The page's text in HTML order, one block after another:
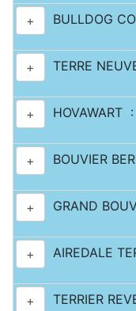
+ BULLDOG
+ TERRE
+ HOVAWART
+ BOUVIER
+ GRAND
+ AIREDALE
+ TERRIER